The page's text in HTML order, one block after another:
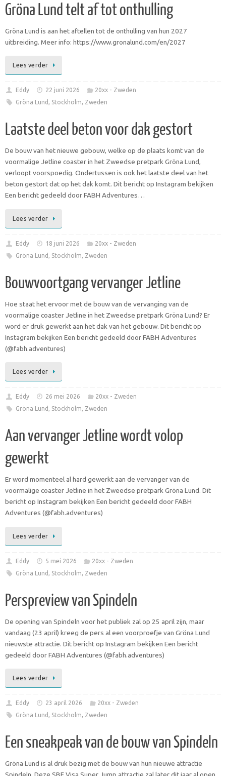
Gröna Lund telt af tot onthulling
Gröna Lund is aan het aftellen tot de onthulling van hun 2027
uitbreiding. Meer info: https://www.gronalund.com/en/2027
Lees verder
Eddy 22 juni 2026
20xx - Zweden
Gröna Lund , Stockholm, Zweden
Laatste deel beton voor dak gestort
De bouw van het nieuwe gebouw, welke op de plaats komt van de
voormalige Jetline coaster in het Zweedse pretpark Gröna Lund,
verloopt voorspoedig. Ondertussen is ook het laatste deel van het
beton gestort dat op het dak komt. Dit bericht op Instagram bekijken
Een bericht gedeeld door FABH Adventures…
Lees verder
Eddy 18 juni 2026
20xx - Zweden
Gröna Lund , Stockholm, Zweden
Bouwvoortgang vervanger Jetline
Hoe staat het ervoor met de bouw van de vervanging van de
voormalige coaster Jetline in het Zweedse pretpark Gröna Lund? Er
word er druk gewerkt aan het dak van het gebouw. Dit bericht op
Instagram bekijken Een bericht gedeeld door FABH Adventures
(@fabh.adventures)
Lees verder
Eddy 26 mei 2026
20xx - Zweden
Gröna Lund , Stockholm, Zweden
Aan vervanger Jetline wordt volop
gewerkt
Er word momenteel al hard gewerkt aan de vervanger van de
voormalige coaster Jetline in het Zweedse pretpark Gröna Lund. Dit
bericht op Instagram bekijken Een bericht gedeeld door FABH
Adventures (@fabh.adventures)
Lees verder
Eddy 5 mei 2026
20xx - Zweden
Gröna Lund , Stockholm, Zweden
Perspreview van Spindeln
De opening van Spindeln voor het publiek zal op 25 april zijn, maar
vandaag (23 april) kreeg de pers al een voorproefje van Gröna Lund
nieuwste attractie. Dit bericht op Instagram bekijken Een bericht
gedeeld door FABH Adventures (@fabh.adventures)
Lees verder
Eddy 23 april 2026
20xx - Zweden
Gröna Lund , Stockholm, Zweden
Een sneakpeak van de bouw van Spindeln
Gröna Lund is al druk bezig met de bouw van hun nieuwe attractie